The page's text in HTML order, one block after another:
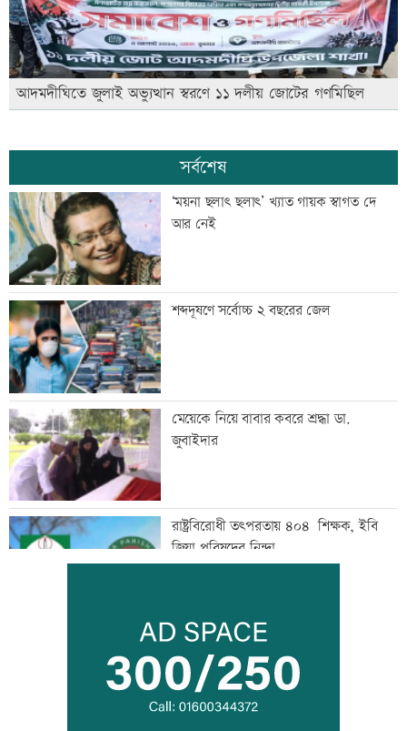
আদমদীঘিতে জুলাই অভ্যুত্থান স্বরণে ১১ দলীয় জোটের গণমিছিল
সর্বশেষ
‘ময়না ছলাৎ ছলাৎ’ খ্যাত গায়ক স্বাগত দে
আর নেই
শব্দদূষণে সর্বোচ্চ ২ বছরের জেল
মেয়েকে নিয়ে বাবার কবরে শ্রদ্ধা ডা.
জুবাইদার
রাষ্ট্রবিরোধী তৎপরতায় ৪০৪ শিক্ষক, ইবি
জিয়া পরিষদের নিন্দা
২৩তম রাষ্ট্রপতি নির্বাচন ২০ আগস্ট: ইসি